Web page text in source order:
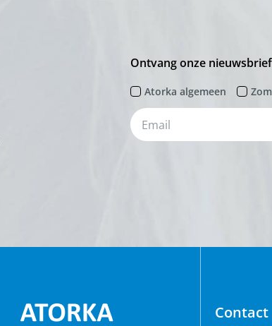
Ontvang onze nieuwsbrief
Atorka algemeen
Contact